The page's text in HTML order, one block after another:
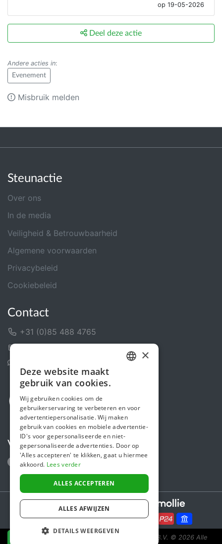
op 19-05-2026
Deel deze actie
Andere acties in:
Evenement
Misbruik melden
Steunactie
Over ons
In de media
Veiligheid & Betrouwbaarheid
Algemene voorwaarden
Privacybeleid
Cookiebeleid
Contact
+31 (0)85 488 4765
Volg ons
Secure payments powered by
Steunactie is een initiatief van Sponsor Europe B.V. © 2026 Alle
ENGLISH
×
Deze website maakt
gebruik van cookies.
Wij gebruiken cookies om de
gebruikerservaring te verbeteren en voor
advertentiepersonalisatie. Wij maken
gebruik van cookies en mobiele advertentie-
ID's voor gepersonaliseerde en niet-
gepersonaliseerde advertenties. Door op
'Alles accepteren' te klikken, gaat u hiermee
akkoord. Lees verder
ALLES ACCEPTEREN
ALLES AFWIJZEN
DETAILS WEERGEVEN